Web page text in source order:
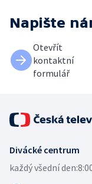
Napište
Otevřít
kontaktní
formulář
Divácké centrum
každý všední den: